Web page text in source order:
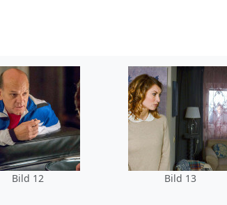
Bild 12 Bild 13